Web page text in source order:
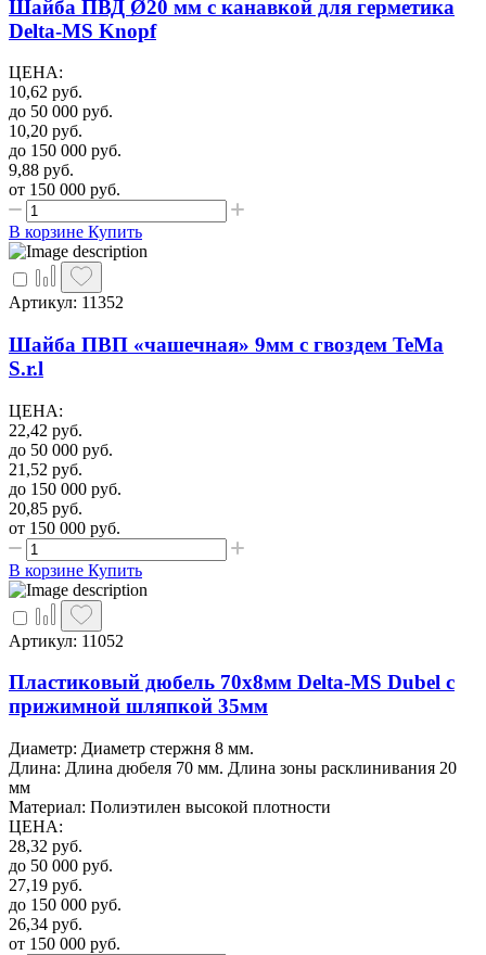
Шайба ПВД Ø20 мм с канавкой для герметика
Delta-MS Knopf
ЦЕНА:
10,62 руб.
до 50 000 руб.
10,20 руб.
до 150 000 руб.
9,88 руб.
от 150 000 руб.
В корзине Купить
Артикул: 11352
Шайба ПВП «чашечная» 9мм с гвоздем TeMa
S.r.l
ЦЕНА:
22,42 руб.
до 50 000 руб.
21,52 руб.
до 150 000 руб.
20,85 руб.
от 150 000 руб.
В корзине Купить
Артикул: 11052
Пластиковый дюбель 70х8мм Delta-MS Dubel с
прижимной шляпкой 35мм
Диаметр: Диаметр стержня 8 мм.
Длина: Длина дюбеля 70 мм. Длина зоны расклинивания 20
мм
Материал: Полиэтилен высокой плотности
ЦЕНА:
28,32 руб.
до 50 000 руб.
27,19 руб.
до 150 000 руб.
26,34 руб.
от 150 000 руб.